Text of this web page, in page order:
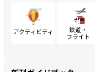
アクティビティ
鉄道・
フライト